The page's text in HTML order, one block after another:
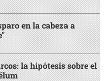
en la cabeza a
la hipótesis sobre el